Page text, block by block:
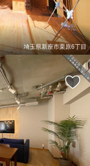
埼玉県新座市栗原6丁目